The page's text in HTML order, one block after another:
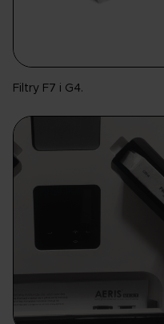
Filtry F7 i G4.